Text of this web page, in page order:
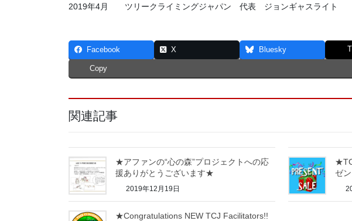
2019年4月 ツリークライミングジャパン 代表 ジョンギャスライト
Facebook X Bluesky
Copy
関連記事
★アファンの“心の森”プロジェクトへの応
援ありがとうございます★
2019年12月19日
ゼ
★Congratulations NEW TCJ Facilitators!!